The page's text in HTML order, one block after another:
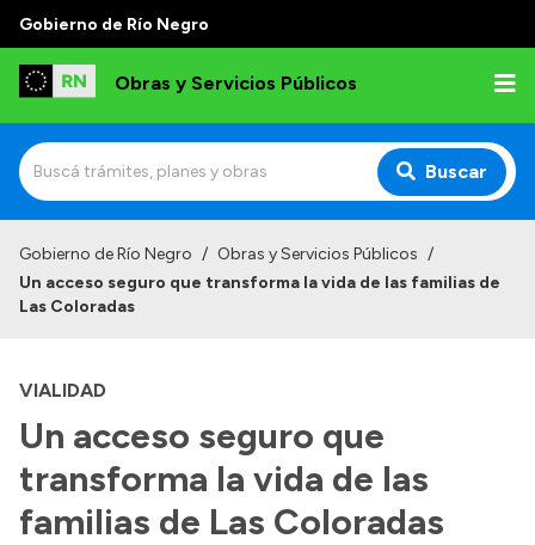
Gobierno de Río Negro
Obras y Servicios Públicos
Buscar
Institucional
Autoridades
Delegaciones
Normativa
Consejo de Obras Públicas
Gobierno de Río Negro / Obras y Servicios Públicos /
Un acceso seguro que transforma la vida de las familias de
Las Coloradas
VIALIDAD
Un acceso seguro que
transforma la vida de las
familias de Las Coloradas